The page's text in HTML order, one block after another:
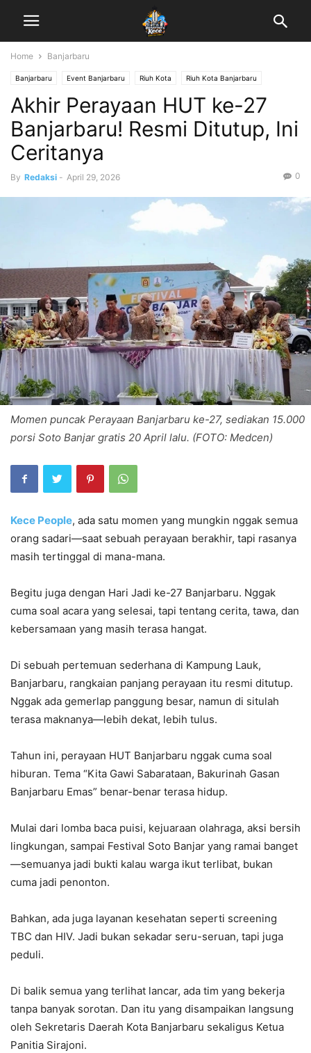
Home Banjarbaru
Banjarbaru Event Banjarbaru Riuh Kota Riuh Kota Banjarbaru
Akhir Perayaan HUT ke-27
Banjarbaru! Resmi Ditutup, Ini
Ceritanya
By Redaksi - April 29, 2026 0
Momen puncak Perayaan Banjarbaru ke-27, sediakan 15.000
porsi Soto Banjar gratis 20 April lalu. (FOTO: Medcen)
Kece People, ada satu momen yang mungkin nggak semua
orang sadari—saat sebuah perayaan berakhir, tapi rasanya
masih tertinggal di mana-mana.
Begitu juga dengan Hari Jadi ke-27 Banjarbaru. Nggak
cuma soal acara yang selesai, tapi tentang cerita, tawa, dan
kebersamaan yang masih terasa hangat.
Di sebuah pertemuan sederhana di Kampung Lauk,
Banjarbaru, rangkaian panjang perayaan itu resmi ditutup.
Nggak ada gemerlap panggung besar, namun di situlah
terasa maknanya—lebih dekat, lebih tulus.
Tahun ini, perayaan HUT Banjarbaru nggak cuma soal
hiburan. Tema “Kita Gawi Sabarataan, Bakurinah Gasan
Banjarbaru Emas” benar-benar terasa hidup.
Mulai dari lomba baca puisi, kejuaraan olahraga, aksi bersih
lingkungan, sampai Festival Soto Banjar yang ramai banget
—semuanya jadi bukti kalau warga ikut terlibat, bukan
cuma jadi penonton.
Bahkan, ada juga layanan kesehatan seperti screening
TBC dan HIV. Jadi bukan sekadar seru-seruan, tapi juga
peduli.
Di balik semua yang terlihat lancar, ada tim yang bekerja
tanpa banyak sorotan. Dan itu yang disampaikan langsung
oleh Sekretaris Daerah Kota Banjarbaru sekaligus Ketua
Panitia Sirajoni.